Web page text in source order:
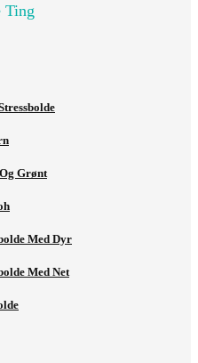
Ting
Grønt
Med Dyr
Med Net